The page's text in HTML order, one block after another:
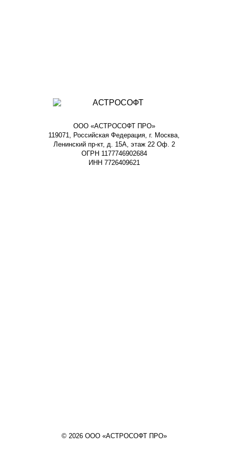
ООО «АСТРОСОФТ ПРО»
119071, Российская Федерация, г. Москва,
Ленинский пр-кт, д. 15А, этаж 22 Оф. 2
ОГРН 1177746902684
ИНН 7726409621
© 2026 ООО «АСТРОСОФТ ПРО»